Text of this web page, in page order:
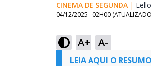
CINEMA DE SEGUNDA |
04/12/2025 - 02H00
A+ A-
LEIA AQUI O